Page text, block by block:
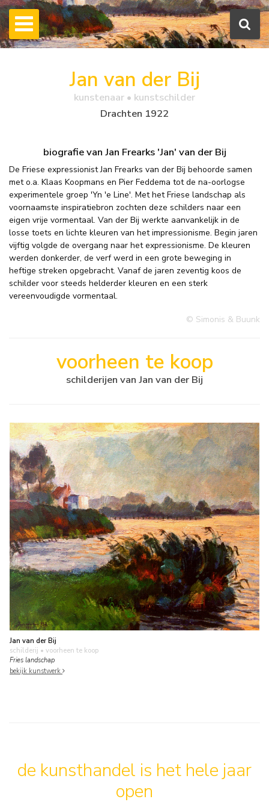
Jan van der Bij
kunstenaar • kunstschilder
Drachten 1922
biografie van Jan Frearks 'Jan' van der Bij
De Friese expressionist Jan Frearks van der Bij behoorde samen
met o.a. Klaas Koopmans en Pier Feddema tot de na-oorlogse
experimentele groep 'Yn 'e Line'. Met het Friese landschap als
voornaamste inspiratiebron zochten deze schilders naar een
eigen vrije vormentaal. Van der Bij werkte aanvankelijk in de
losse toets en lichte kleuren van het impressionisme. Begin jaren
vijftig volgde de overgang naar het expressionisme. De kleuren
werden donkerder, de verf werd in een grote beweging in
heftige streken opgebracht. Vanaf de jaren zeventig koos de
schilder voor steeds helderder kleuren en een sterk
vereenvoudigde vormentaal.
© Simonis & Buunk
voorheen te koop
schilderijen van Jan van der Bij
Jan van der Bij
schilderij • voorheen te koop
Fries landschap
bekijk kunstwerk
de kunsthandel is het hele jaar
open